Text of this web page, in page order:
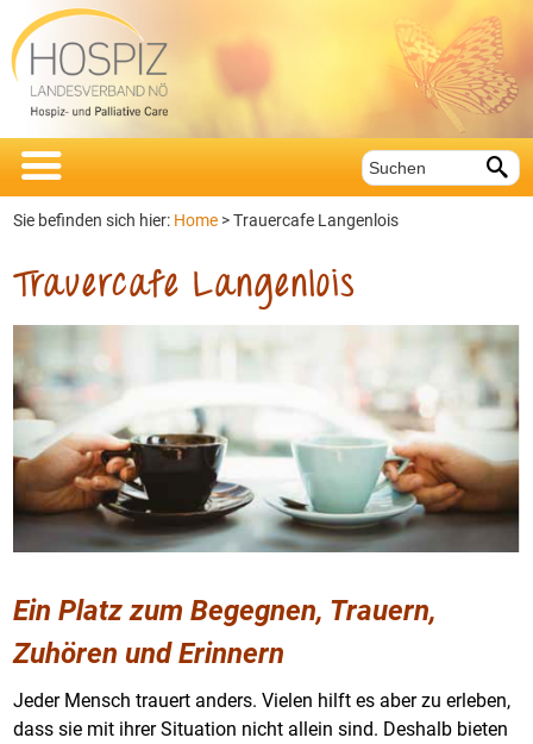
 
Sie befinden sich hier: Home >Trauercafe Langenlois
Trauercafe Langenlois
Ein Platz zum Begegnen, Trauern,
Zuhören und Erinnern
Jeder Mensch trauert anders. Vielen hilft es aber zu erleben,
dass sie mit ihrer Situation nicht allein sind. Deshalb bieten